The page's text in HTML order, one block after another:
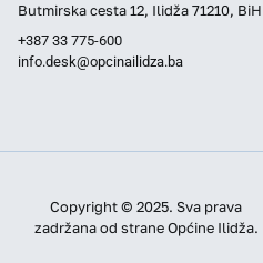
Butmirska cesta 12, Ilidža 71210, BiH
+387 33 775-600
info.desk@opcinailidza.ba
Copyright © 2025. Sva prava
zadržana od strane Općine Ilidža.